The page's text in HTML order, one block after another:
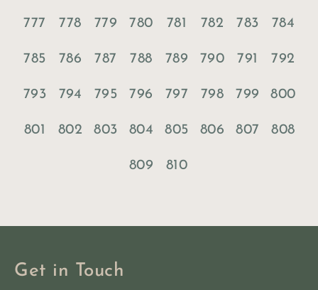
777 778 779 780 781 782 783 784
785 786 787 788 789 790 791 792
793 794 795 796 797 798 799 800
801 802 803 804 805 806 807 808
809 810
Get in Touch